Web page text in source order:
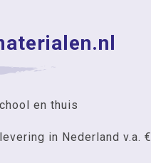
en thuis
in Nederland v.a. €